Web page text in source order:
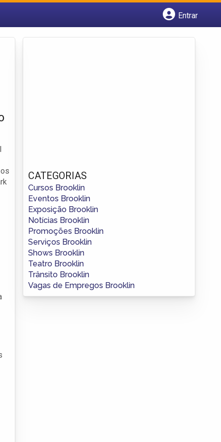
Entrar
CATEGORIAS
Cursos Brooklin
Eventos Brooklin
Exposição Brooklin
Notícias Brooklin
Promoções Brooklin
Serviços Brooklin
Shows Brooklin
Teatro Brooklin
Trânsito Brooklin
Vagas de Empregos Brooklin